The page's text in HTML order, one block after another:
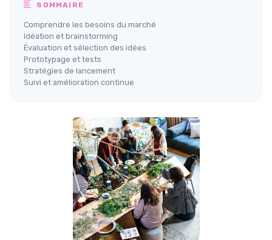
SOMMAIRE
Comprendre les besoins du marché
Idéation et brainstorming
Évaluation et sélection des idées
Prototypage et tests
Stratégies de lancement
Suivi et amélioration continue